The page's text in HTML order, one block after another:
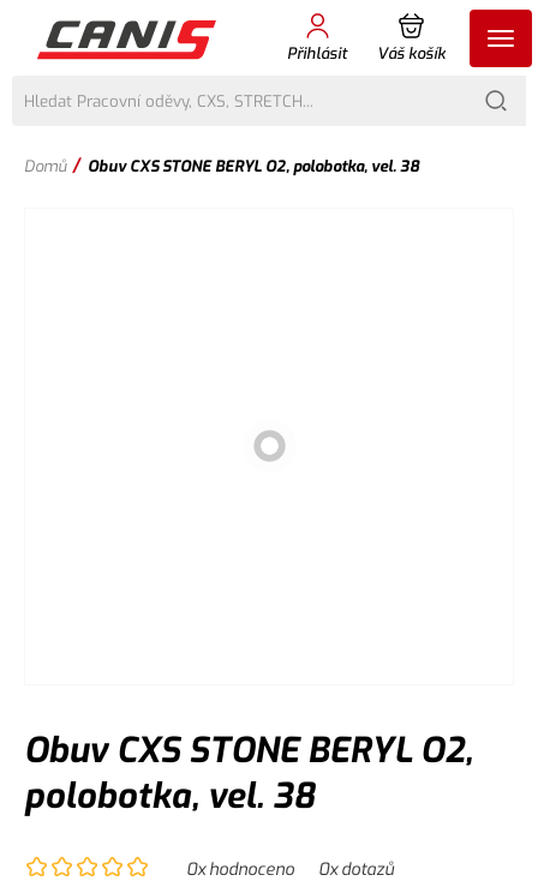
Přihlásit Váš košík
Domů / Obuv CXS STONE BERYL O2, polobotka, vel. 38
Obuv CXS STONE BERYL O2,
polobotka, vel. 38
0x hodnoceno 0x dotazů